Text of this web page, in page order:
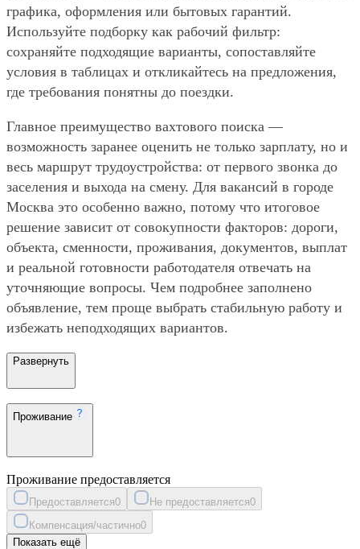
графика, оформления или бытовых гарантий.
Используйте подборку как рабочий фильтр:
сохраняйте подходящие варианты, сопоставляйте
условия в таблицах и откликайтесь на предложения,
где требования понятны до поездки.
Главное преимущество вахтового поиска —
возможность заранее оценить не только зарплату, но и
весь маршрут трудоустройства: от первого звонка до
заселения и выхода на смену. Для вакансий в городе
Москва это особенно важно, потому что итоговое
решение зависит от совокупности факторов: дороги,
объекта, сменности, проживания, документов, выплат
и реальной готовности работодателя отвечать на
уточняющие вопросы. Чем подробнее заполнено
объявление, тем проще выбрать стабильную работу и
избежать неподходящих вариантов.
Развернуть
Проживание
Проживание предоставляется
Предоставляется0 Не предоставляется0
Компенсация/частично0
Показать ещё